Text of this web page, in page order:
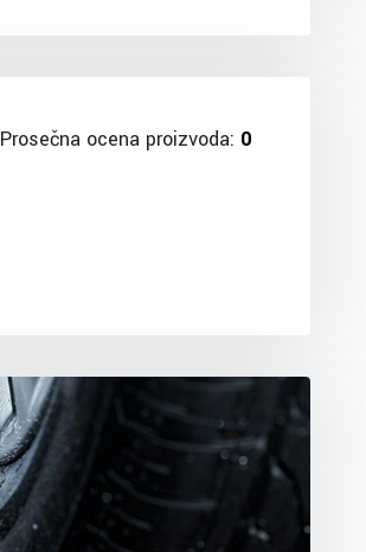
Prosečna ocena proizvoda: 0